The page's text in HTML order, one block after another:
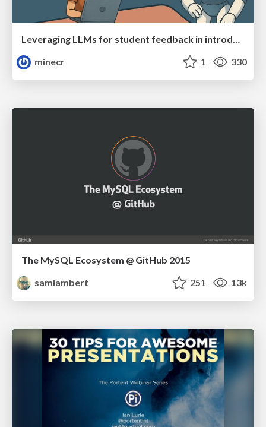
Leveraging LLMs for student feedback in introductory data science courses - posit::conf(2025)
minecr
1 330
The MySQL Ecosystem @ GitHub 2015
samlambert
251 13k